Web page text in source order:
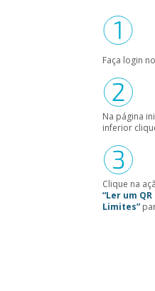
Faça login
Na página
inferior
Clique na
“Ler um QR
Limites”